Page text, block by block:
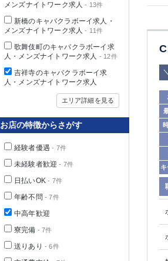
メンズナイトワーク求人 - 13件
新橋のキャバクラボーイ求人・
メンズナイトワーク求人 - 11件
歌舞伎町のキャバクラボーイ求
人・メンズナイトワーク求人 - 12件
吉祥寺のキャバクラボーイ求
人・メンズナイトワーク求人
エリア詳細を見る
お店の特徴からさがす
経験者優遇 - 7件
未経験者歓迎 - 7件
日払いOK - 7件
年齢不問 - 7件
中高年歓迎
寮完備 - 7件
送りあり - 6件